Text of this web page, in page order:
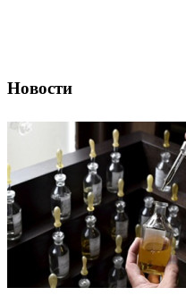
Новости